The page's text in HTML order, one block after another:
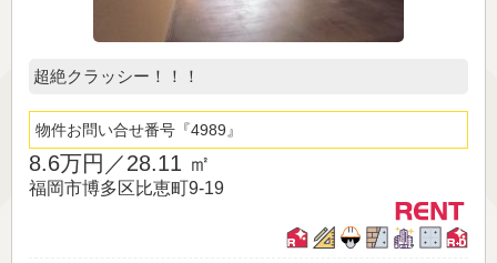
超絶クラッシー！！！
物件お問い合せ番号 4989
8.6万円／28.11 ㎡
福岡市博多区比恵町9-19